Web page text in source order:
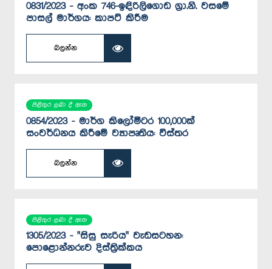
0831/2023 - අංක 746-ඉඳිරිලිගොඩ ග්‍රා.නි. වසමේ
පාසල් මාර්ගය: කාපට් කිරීම
බලන්න
පිළිතුර ලබා දී ඇත
0854/2023 - මාර්ග කිලෝමීටර 100,000ක්
සංවර්ධනය කිරීමේ ව්‍යාපෘතිය: විස්තර
බලන්න
පිළිතුර ලබා දී ඇත
1305/2023 - "සිසු සැරිය" වැඩසටහන:
පොළොන්නරුව දිස්ත්‍රික්කය